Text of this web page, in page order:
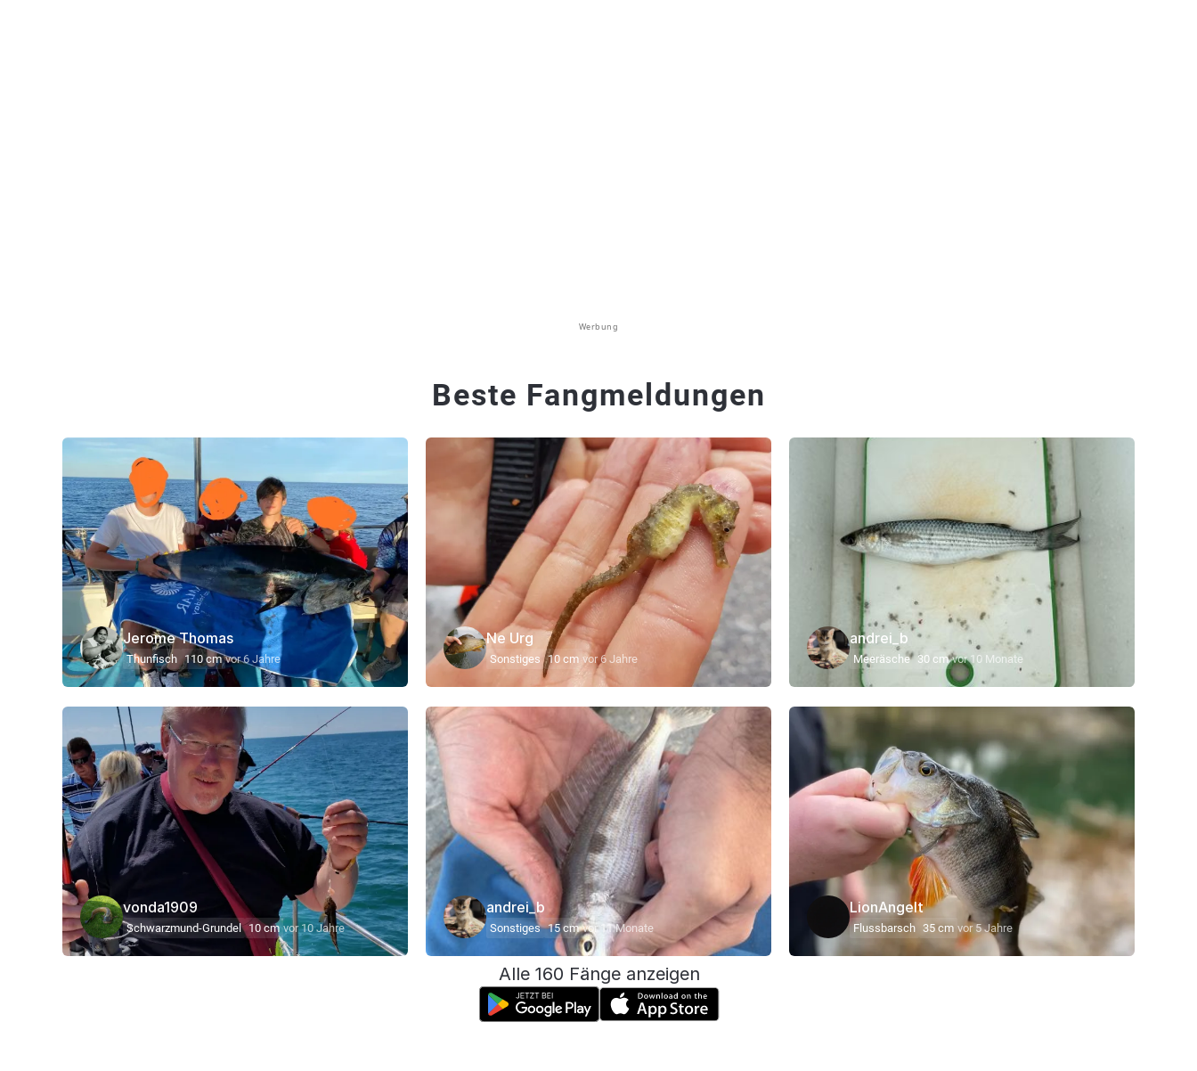
Werbung
Beste Fangmeldungen
Jerome Thomas
Thunfisch 110 cm vor 6 Jahre
Ne Urg
Sonstiges 10 cm vor 6 Jahre
andrei_b
Meeräsche 30 cm vor 10 Monate
vonda1909
Schwarzmund-Grundel 10 cm vor 10 Jahre
andrei_b
Sonstiges 15 cm vor 11 Monate
LionAngelt
Flussbarsch 35 cm vor 5 Jahre
Alle 160 Fänge anzeigen